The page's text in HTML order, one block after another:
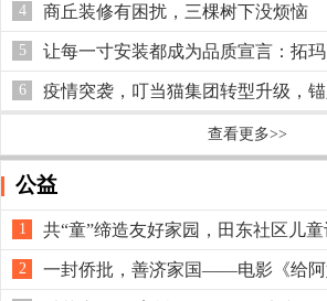
下家居定制市场新需求
4 商丘装修有困扰，三棵树下没烦恼
5 让每一寸安装都成为品质宣言：拓
王牌”
6 疫情突袭，叮当猫集团转型升级，
查看更多>>
公益
1 共“童”缔造友好家园，田东社区儿
新模式
2 一封侨批，善济家国——电影《给阿